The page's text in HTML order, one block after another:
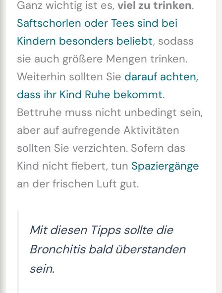
Ganz wichtig ist es, viel zu trinken.
Saftschorlen oder Tees sind bei
Kindern besonders beliebt, sodass
sie auch größere Mengen trinken.
Weiterhin sollten Sie darauf achten,
dass ihr Kind Ruhe bekommt.
Bettruhe muss nicht unbedingt sein,
aber auf aufregende Aktivitäten
sollten Sie verzichten. Sofern das
Kind nicht fiebert, tun Spaziergänge
an der frischen Luft gut.
Mit diesen Tipps sollte die
Bronchitis bald überstanden
sein.